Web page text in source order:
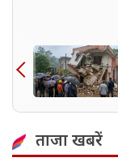
ताजा खबरें